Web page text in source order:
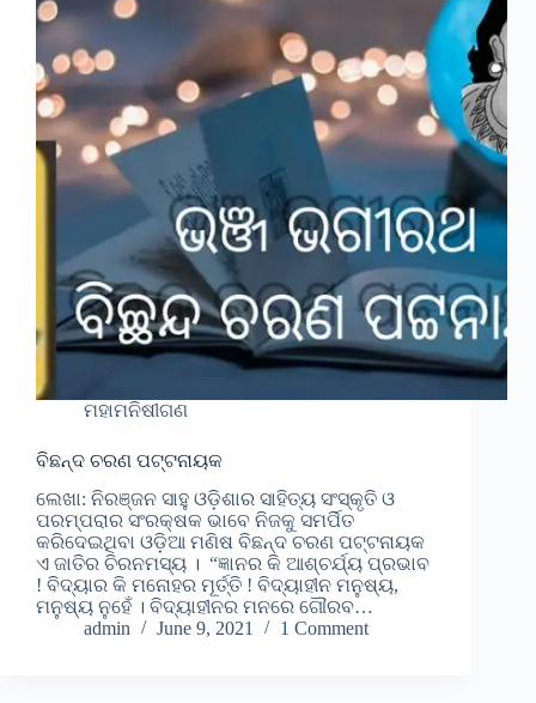
ମହାମନିଷୀଗଣ
ବିଛନ୍ଦ ଚରଣ ପଟ୍ଟନାୟକ
ଲେଖା: ନିରଞ୍ଜନ ସାହୁ ଓଡ଼ିଶାର ସାହିତ୍ୟ ସଂସ୍କୃତି ଓ
ପରମ୍ପରାର ସଂରକ୍ଷକ ଭାବେ ନିଜକୁ ସମର୍ପିତ
କରିଦେଇଥିବା ଓଡ଼ିଆ ମଣିଷ ବିଛନ୍ଦ ଚରଣ ପଟ୍ଟନାୟକ
ଏ ଜାତିର ଚିରନମସ୍ୟ । “ଜ୍ଞାନର କି ଆଶ୍ଚର୍ଯ୍ୟ ପ୍ରଭାବ
! ବିଦ୍ୟାର କି ମନୋହର ମୂର୍ତ୍ତି ! ବିଦ୍ୟାହୀନ ମନୁଷ୍ୟ,
ମନୁଷ୍ୟ ନୁହେଁ । ବିଦ୍ୟାହୀନର ମନରେ ଗୌରବ…
admin
June 9, 2021 1 Comment